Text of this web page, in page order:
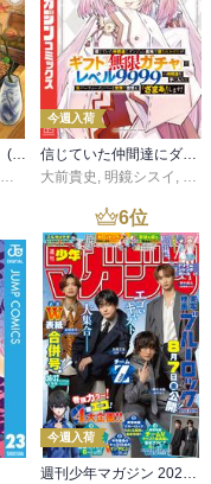
異世界居酒屋「のぶ」(22)
,転
今週入荷
信じていた仲間達にダンジョン奥地で殺されかけたがギフト『無限ガチャ』でレベル９９９９の仲間達を手に入れて元パーティーメンバーと世界に復讐＆『ざまぁ！』します！（２３）
大前貴史 , 明鏡シスイ , ｔ
6位
今週入荷
週刊少年マガジン 2026年36・37号[2026年8月5日発売]